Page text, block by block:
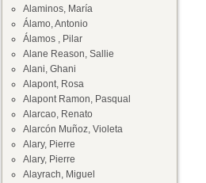
Alaminos, María
Álamo, Antonio
Álamos , Pilar
Alane Reason, Sallie
Alani, Ghani
Alapont, Rosa
Alapont Ramon, Pasqual
Alarcao, Renato
Alarcón Muñoz, Violeta
Alary, Pierre
Alary, Pierre
Alayrach, Miguel